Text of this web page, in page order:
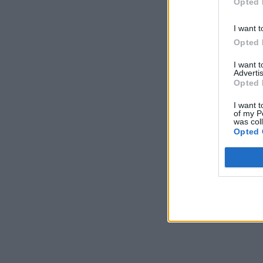
I want
Opted
I want
Opted
I want
of my
was
Opted